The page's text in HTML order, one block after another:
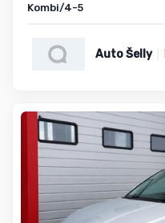
Kombi/4-5
Auto Šelly